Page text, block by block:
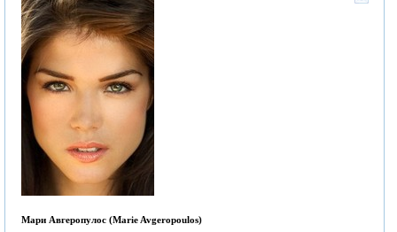
Мари Авгеропулос (Marie Avgeropoulos)